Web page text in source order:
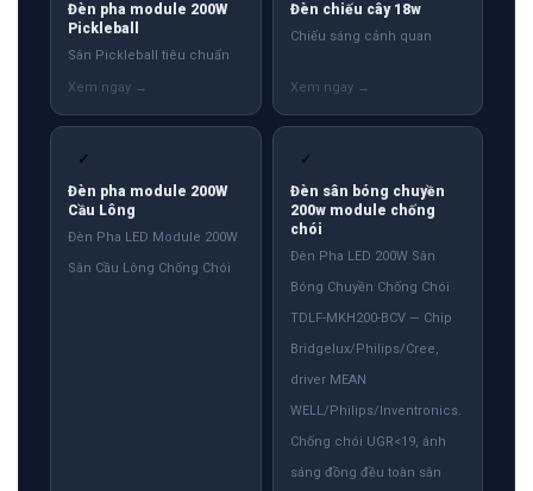
Đèn pha module 200W
Pickleball
Sân Pickleball tiêu chuẩn
Đèn chiếu cây 18w
Chiếu sáng cảnh quan
✓
Đèn pha module 200W
Cầu Lông
Đèn Pha LED Module 200W
Sân Cầu Lông Chống Chói
✓
Đèn sân bóng chuyền
200w module chống
chói
Đèn Pha LED 200W Sân
Bóng Chuyền Chống Chói
TDLF-MKH200-BCV — Chip
Bridgelux/Philips/Cree,
driver MEAN
WELL/Philips/Inventronics.
Chống chói UGR<19, ánh
sáng đồng đều toàn sân